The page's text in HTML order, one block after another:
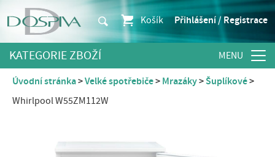
Košík Přihlášení / Registrace
KATEGORIE ZBOŽÍ
Úvodní stránka Velké spotřebiče Mrazáky
Šuplíkové
Whirlpool W55ZM112W